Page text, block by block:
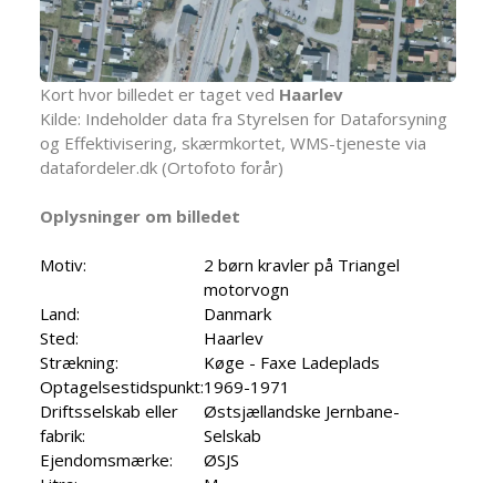
Kort hvor billedet er taget ved Haarlev
Kilde: Indeholder data fra Styrelsen for Dataforsyning
og Effektivisering, skærmkortet, WMS-tjeneste via
datafordeler.dk (Ortofoto forår)
Oplysninger om billedet
Motiv:
2 børn kravler på Triangel
motorvogn
Land:
Danmark
Sted:
Haarlev
Strækning:
Køge - Faxe Ladeplads
Optagelsestidspunkt:1969-1971
Driftsselskab eller
fabrik:
Østsjællandske Jernbane-
Selskab
Ejendomsmærke:
ØSJS